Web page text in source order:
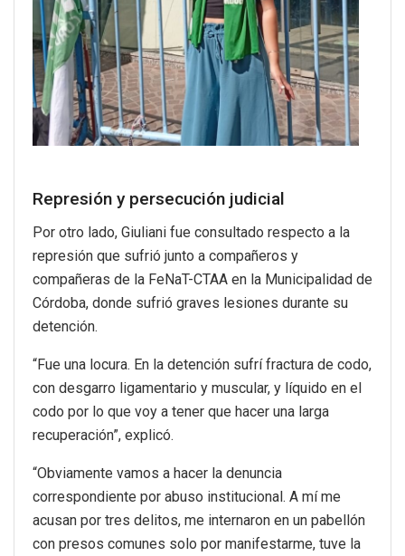
Represión y persecución judicial
Por otro lado, Giuliani fue consultado respecto a la
represión que sufrió junto a compañeros y
compañeras de la FeNaT-CTAA en la Municipalidad de
Córdoba, donde sufrió graves lesiones durante su
detención.
“Fue una locura. En la detención sufrí fractura de codo,
con desgarro ligamentario y muscular, y líquido en el
codo por lo que voy a tener que hacer una larga
recuperación”, explicó.
“Obviamente vamos a hacer la denuncia
correspondiente por abuso institucional. A mí me
acusan por tres delitos, me internaron en un pabellón
con presos comunes solo por manifestarme, tuve la